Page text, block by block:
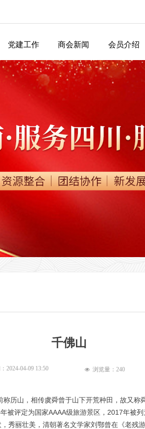
党建工作 商会新闻 会员介绍
千佛山
历山，相传虞舜曾于山下开荒种田，故又称
评定为国家AAAA级旅游景区，2017年被列
丽壮美，清朝著名文学家刘鄂曾在《老残
넶 浏览量： 240
2024-04-09 13:50